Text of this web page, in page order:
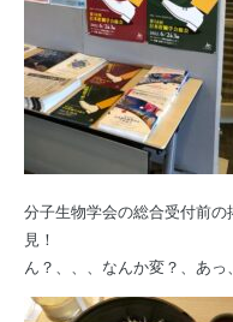
分子生物学会の総合受付前の
見！
ん？、、、なんか変？、あ